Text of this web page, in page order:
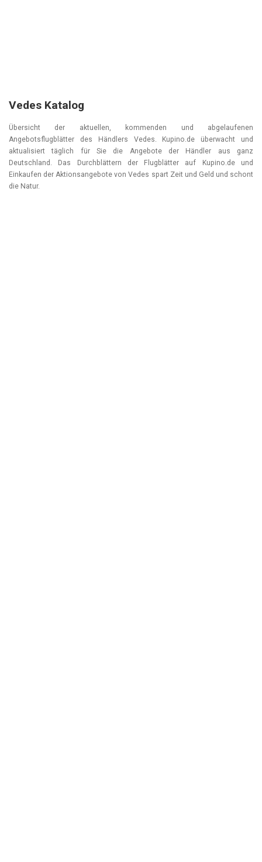
Vedes Katalog
Übersicht der aktuellen, kommenden und abgelaufenen
Angebotsflugblätter des Händlers Vedes. Kupino.de überwacht und
aktualisiert täglich für Sie die Angebote der Händler aus ganz
Deutschland. Das Durchblättern der Flugblätter auf Kupino.de und
Einkaufen der Aktionsangebote von Vedes spart Zeit und Geld und schont
die Natur.